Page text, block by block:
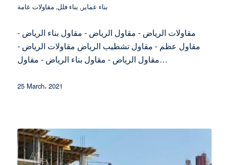
بناء عماير , بناء فلل, مقاولات عامة
مقاولات الرياض - مقاول الرياض - مقاول بناء الرياض -
مقاول عظم - مقاول تشطيب الرياض مقاولات الرياض -
مقاول الرياض - مقاول بناء الرياض - مقاول…
25 March، 2021